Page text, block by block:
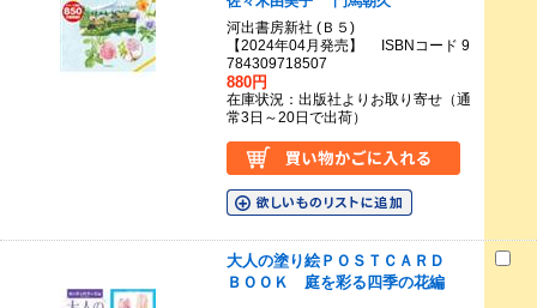
河出書房新社 (Ｂ５)
【2024年04月発売】 ISBNコード 9
784309718507
880円
在庫状況：出版社よりお取り寄せ（通
常3日～20日で出荷）
大人の塗り絵ＰＯＳＴＣＡＲＤ
ＢＯＯＫ 庭を彩る四季の花編